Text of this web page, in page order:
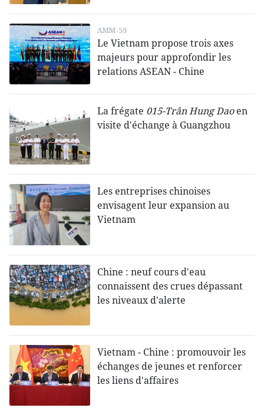
AMM-59
Le Vietnam propose trois axes
majeurs pour approfondir les
relations ASEAN - Chine
La frégate 015-Trân Hung Daoen
visite d'échange à Guangzhou
Les entreprises chinoises
envisagent leur expansion au
Vietnam
Chine : neuf cours d'eau
connaissent des crues dépassant
les niveaux d'alerte
Vietnam - Chine : promouvoir les
échanges de jeunes et renforcer
les liens d'affaires